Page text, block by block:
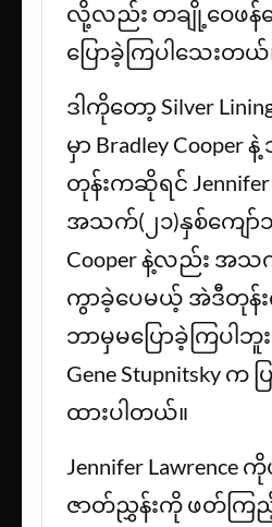
လို့လည်း တချို့ဝေဖန်
ပြောခဲ့ကြပါသေးတယ်
ဒါကိုတော့ Silver
မှာ Bradley Cooper
တုန်းကဆိုရင် Jennifer
အသက်(၂၁)နှစ်ကျော်သ
Cooper နဲ့လည်း အသ
ကွာခဲ့ပေမယ့် အဲဒီတု
ဘာမှမပြောခဲ့ကြပါ
Gene Stupnitsky က
ထားပါတယ်။
Jennifer
ဇာတ်ညွှန်းကို ဖတ်ကြ